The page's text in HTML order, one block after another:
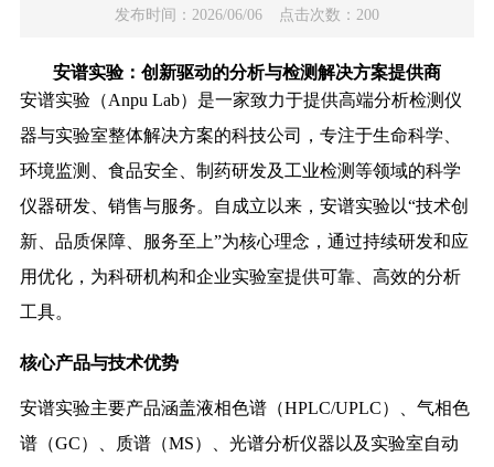
发布时间：2026/06/06 点击次数：200
安谱实验：创新驱动的分析与检测解决方案提供商
安谱实验（Anpu Lab）是一家致力于提供高端分析检测仪
器与实验室整体解决方案的科技公司，专注于生命科学、
环境监测、食品安全、制药研发及工业检测等领域的科学
仪器研发、销售与服务。自成立以来，安谱实验以“技术创
新、品质保障、服务至上”为核心理念，通过持续研发和应
用优化，为科研机构和企业实验室提供可靠、高效的分析
工具。
核心产品与技术优势
安谱实验主要产品涵盖液相色谱（HPLC/UPLC）、气相色
谱（GC）、质谱（MS）、光谱分析仪器以及实验室自动